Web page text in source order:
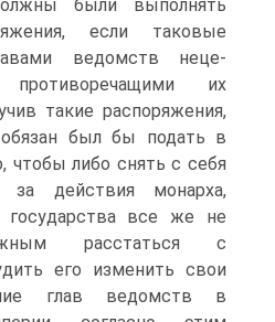
были выполнять
если таковые
ведомств неце-
противоречащими их
такие распоряжения,
был бы подать в
чтобы либо снять с себя
за действия монарха,
государства все же не
расстаться с
его изменить свои
глав ведомств в